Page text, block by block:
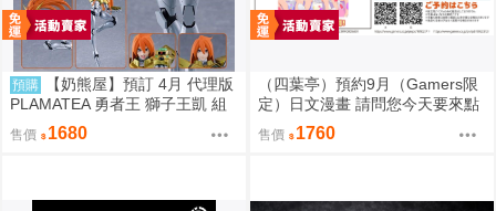
預購
【奶熊屋】預訂 4月 代理版
PLAMATEA 勇者王 獅子王凱 組
裝模型 0905
售價 1680
（四葉亭）預約9月（Gamers限
定）日文漫畫 請問您今天要來點
兔子嗎？(14) 限定版
售價 1760